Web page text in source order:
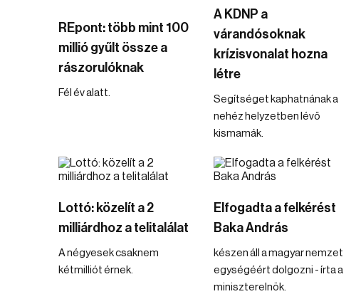
REpont: több mint 100
millió gyűlt össze a
rászorulóknak
Fél év alatt.
A KDNP a
várandósoknak
krízisvonalat hozna
létre
Segítséget kaphatnának a
nehéz helyzetben lévő
kismamák.
Lottó: közelít a 2
milliárdhoz a telitalálat
A négyesek csaknem
kétmilliót érnek.
Elfogadta a felkérést
Baka András
készen áll a magyar nemzet
egységéért dolgozni - írta a
miniszterelnök.